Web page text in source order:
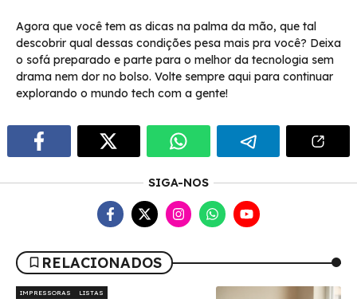
Agora que você tem as dicas na palma da mão, que tal
descobrir qual dessas condições pesa mais pra você? Deixa
o sofá preparado e parte para o melhor da tecnologia sem
drama nem dor no bolso. Volte sempre aqui para continuar
explorando o mundo tech com a gente!
SIGA-NOS
RELACIONADOS
IMPRESSORAS LISTAS